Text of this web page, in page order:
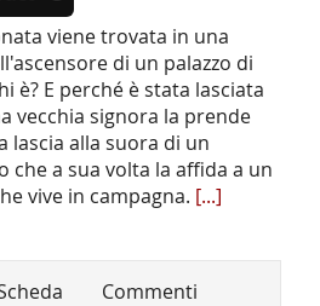
viene trovata in una
di un palazzo di
è? E perché è stata lasciata
vecchia signora la prende
lascia alla suora di un
che a sua volta la affida a un
vive in campagna. [...]
Commenti